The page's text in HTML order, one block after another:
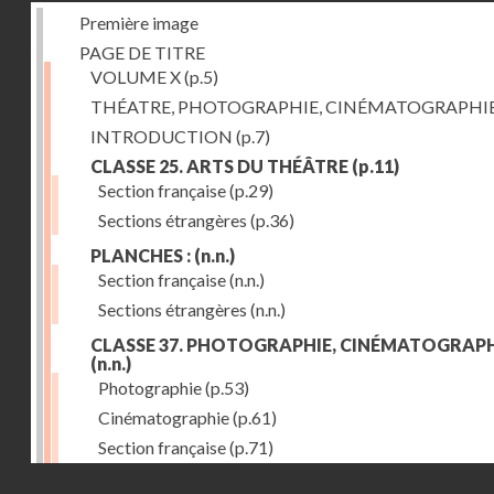
Première image
PAGE DE TITRE
VOLUME X(p.5)
THÉATRE, PHOTOGRAPHIE,
INTRODUCTION (p.7)
CLASSE 25. ARTS DU THÉÂTRE (p.11)
Section française(p.29)
Sections étrangères (p.36)
PLANCHES : (n.n.)
Section française(n.n.)
Sections étrangères (n.n.)
CLASSE 37. PHOTOGRAPHIE,
(n.n.)
Photographie(p.53)
Cinématographie(p.61)
Section française(p.71)